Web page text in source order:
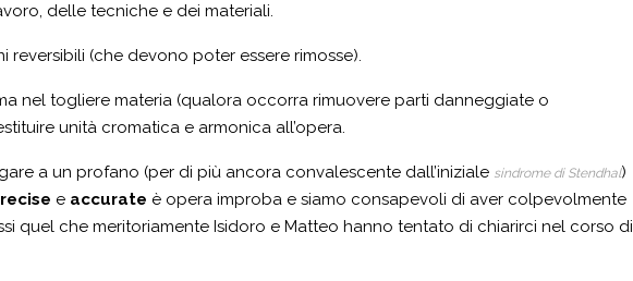
delle tecniche e dei materiali.
reversibili (che devono poter essere rimosse).
nel togliere materia (qualora occorra rimuovere parti danneggiate o
unità cromatica e armonica all’opera.
a un profano (per di più ancora convalescente dall’iniziale sindrome di Stendhal)
e accurate è opera improba e siamo consapevoli di aver colpevolmente
quel che meritoriamente Isidoro e Matteo hanno tentato di chiarirci nel corso di